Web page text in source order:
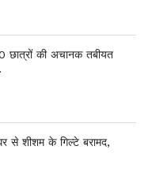
छात्रों की अचानक तबीयत
से शीशम के गिल्टे बरामद,